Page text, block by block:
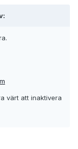
värt att inaktivera